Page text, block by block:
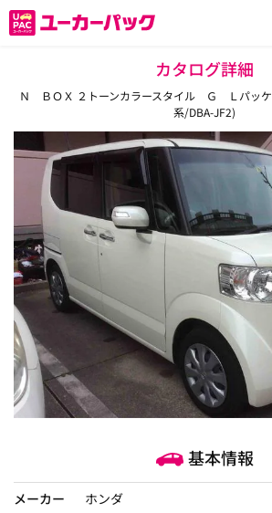
カタログ詳細
Ｎ ＢＯＸ ２トーンカラースタイル Ｇ Ｌパッ
系/DBA-JF2)
基本情報
メーカー
ホンダ